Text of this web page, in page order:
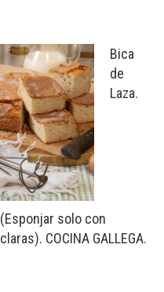
Bica
de
Laza.
(Esponjar solo con
claras). COCINA GALLEGA.